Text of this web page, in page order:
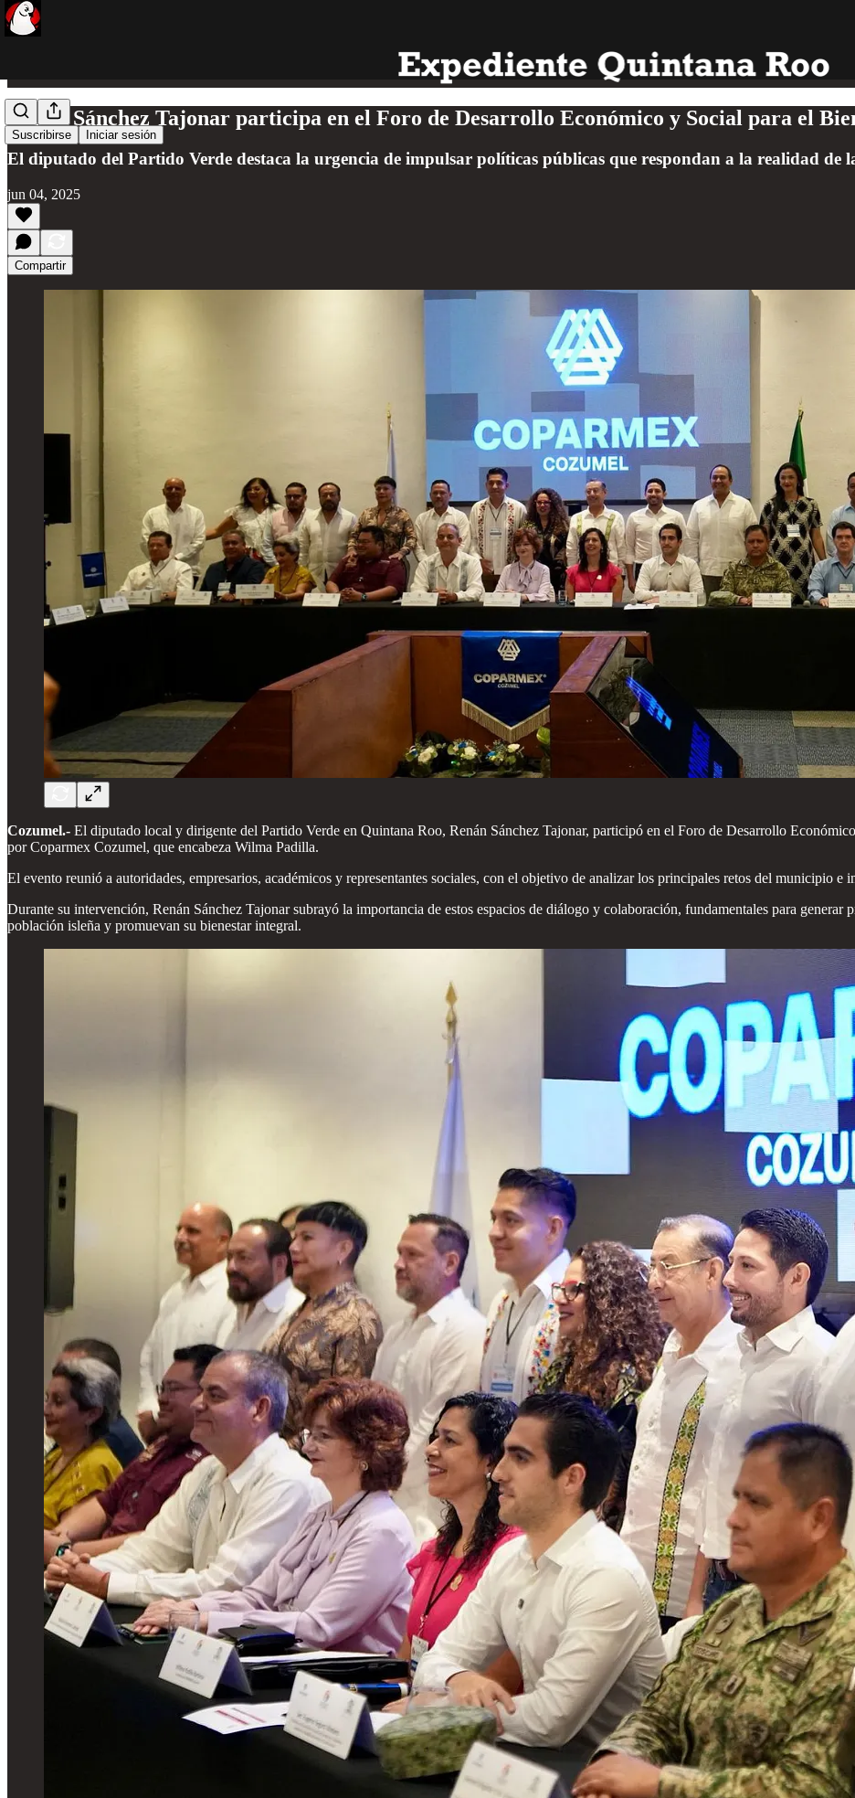
Suscribirse Iniciar sesión
Renán Sánchez Tajonar participa en el Foro de Desarrollo Económico y Social para el
El diputado del Partido Verde destaca la urgencia de impulsar políticas públicas que respondan a la realidad de
jun 04, 2025
Compartir
Cozumel.- El diputado local y dirigente del Partido Verde en Quintana Roo, Renán Sánchez Tajonar, participó en el Foro de Desarrollo
por Coparmex Cozumel, que encabeza Wilma Padilla.
El evento reunió a autoridades, empresarios, académicos y representantes sociales, con el objetivo de analizar los principales retos del municipio e
Durante su intervención, Renán Sánchez Tajonar subrayó la importancia de estos espacios de diálogo y colaboración, fundamentales para generar
población isleña y promuevan su bienestar integral.